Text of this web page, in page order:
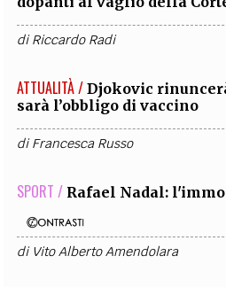
diRiccardo Radi
ATTUALITÀ / Djokovic
sarà l’obbligo di vaccino
diFrancesca Russo
SPORT / Rafael Nadal:
di Vito Alberto Amendolara